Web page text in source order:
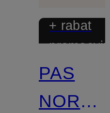
+ rabat
promocyjny
PAS
NORMAL